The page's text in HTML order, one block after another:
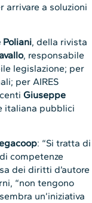
arrivare a soluzioni
Poliani, della rivista
, responsabile
legislazione; per
per AIRES
Giuseppe
italiana pubblici
: “Si tratta di
competenze
dei diritti d’autore
“non tengono
un’iniziativa